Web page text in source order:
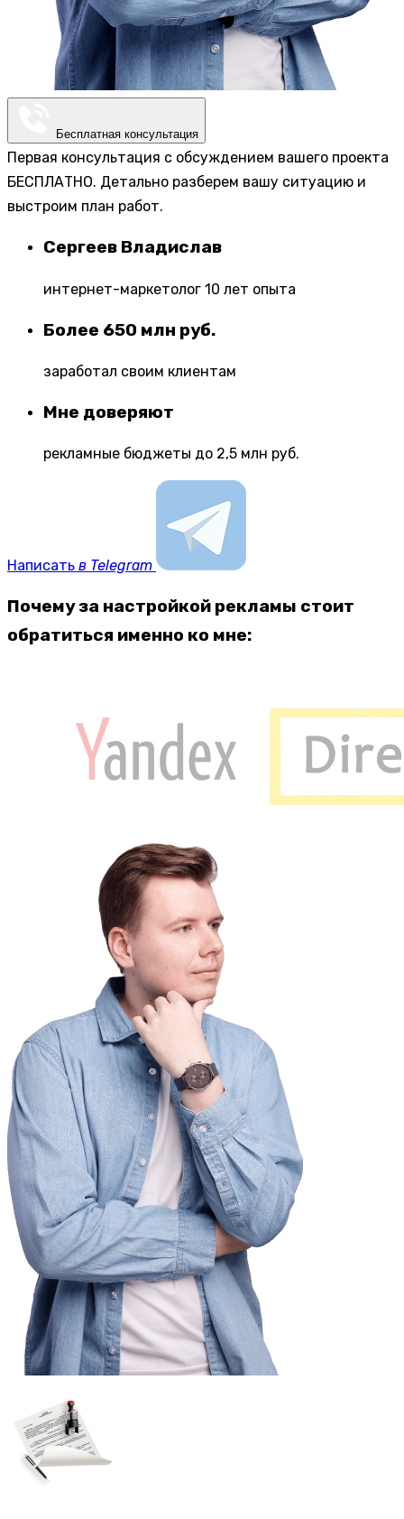
Бесплатная консультация
Первая консультация с обсуждением вашего проекта
БЕСПЛАТНО. Детально разберем вашу ситуацию и
выстроим план работ.
Сергеев Владислав
интернет-маркетолог 10 лет опыта
Более 650 млн руб.
заработал своим клиентам
Мне доверяют
рекламные бюджеты до 2,5 млн руб.
Написать в Telegram
Почему за настройкой рекламы стоит
обратиться именно ко мне: